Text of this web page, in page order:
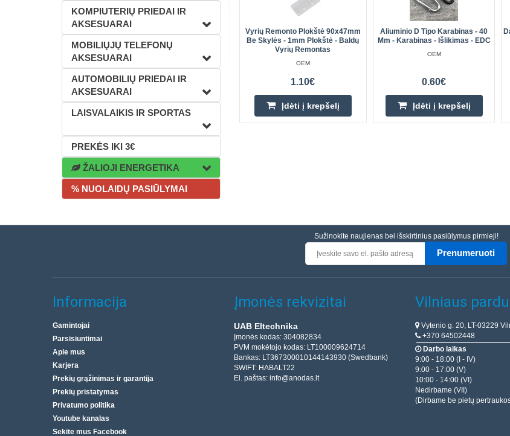
KOMPIUTERIŲ PRIEDAI IR
AKSESUARAI
MOBILIŲJŲ TELEFONŲ
AKSESUARAI
AUTOMOBILIŲ PRIEDAI IR
AKSESUARAI
LAISVALAIKIS IR SPORTAS
PREKĖS IKI 3€
ŽALIOJI ENERGETIKA
% NUOLAIDŲ PASIŪLYMAI
Vyrių Remonto Plokštė 90x47mm
Be Skylės - 1mm Plokštė - Baldų
Vyrių Remontas
OEM
1.10€
Įdėti į krepšelį
Aliuminio D Tipo Karabinas - 40
Mm - Karabinas - Išlikimas - EDC
OEM
0.60€
Įdėti į krepšelį
Sužinokite naujienas bei išskirtinius pasiūlymus pirmieji!
Prenumeruoti
Informacija
Gamintojai
Parsisiuntimai
Apie mus
Karjera
Prekių grąžinimas ir garantija
Prekių pristatymas
Privatumo politika
Youtube kanalas
Sekite mus Facebook
Įmonės rekvizitai
UAB Eltechnika
Įmonės kodas: 304082834
PVM mokėtojo kodas: LT100009624714
Bankas: LT367300010144143930 (Swedbank)
SWIFT: HABALT22
El. paštas: info@anodas.lt
Vilniaus
Vytenio g. 20, LT-03229
+370 64502448
Darbo laikas
9:00 - 18:00 (I - IV)
9:00 - 17:00 (V)
10:00 - 14:00 (VI)
Nedirbame (VII)
(Dirbame be pietų